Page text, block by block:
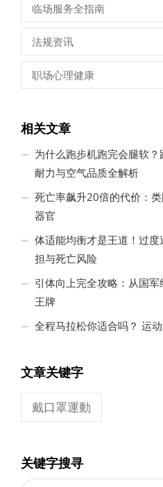
临场服务全指南
法规资讯
职场心理健康
相关文章
为什么跑步机跑完会腿软
耐力与空气品质全解析
死亡率飙升20倍的代价：
器官
体适能均衡才是王道！过
担与死亡风险
引体向上完全攻略：从国
王牌
全程马拉松你适合吗？ 运
文章关键字
戴口罩運動
关键字搜寻